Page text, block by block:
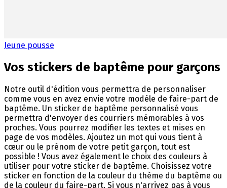
Jeune pousse
Vos stickers de baptême pour garçons
Notre outil d'édition vous permettra de personnaliser
comme vous en avez envie votre modèle de faire-part de
baptême. Un sticker de baptême personnalisé vous
permettra d'envoyer des courriers mémorables à vos
proches. Vous pourrez modifier les textes et mises en
page de vos modèles. Ajoutez un mot qui vous tient à
cœur ou le prénom de votre petit garçon, tout est
possible ! Vous avez également le choix des couleurs à
utiliser pour votre sticker de baptême. Choisissez votre
sticker en fonction de la couleur du thème du baptême ou
de la couleur du faire-part. Si vous n'arrivez pas à vous